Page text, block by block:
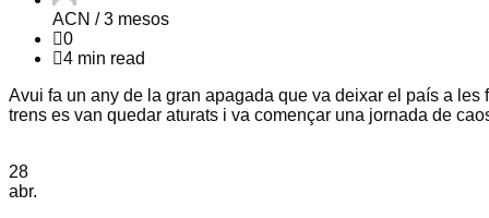
ACN /3 mesos
0
4 min read
Avui fa un any de la gran apagada que va deixar el país a
trens es van quedar aturats i va començar una jornada de
28
abr.